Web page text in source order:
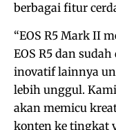
berbagai fitur
“EOS R5 Mark II
EOS R5 dan
inovatif lainnya
lebih unggul.
akan memicu
konten ke tingkat